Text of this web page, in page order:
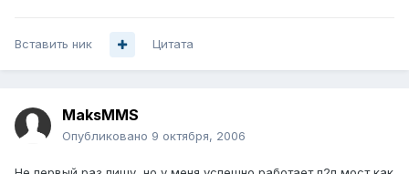
Вставить ник Цитата
MaksMMS
Опубликовано 9 октября, 2006